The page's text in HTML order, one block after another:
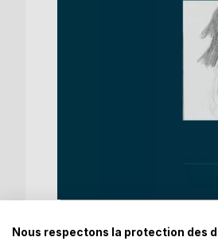
Nous respectons la protection des